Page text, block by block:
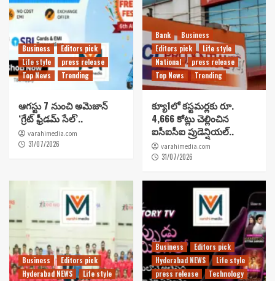
Business
Editors pick
Life style
press release
Top News
Trending
ఆగస్టు 7 నుంచి అమెజాన్
‘గ్రేట్ ఫ్రీడమ్ సేల్’..
varahimedia.com
31/07/2026
Bank
Business
Editors pick
Life style
National
press release
Top News
Trending
క్యూ1లో కస్టమర్లకు రూ.
4,666 కోట్లు చెల్లించిన
ఐసీఐసీఐ ప్రుడెన్షియల్..
varahimedia.com
31/07/2026
Business
Editors pick
Hyderabad NEWS
Life style
Business
Editors pick
Hyderabad NEWS
Life style
press release
Technology